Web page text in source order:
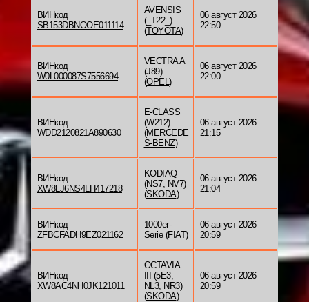
ВИНкод
SB153DBNOOE011114
AVENSIS
(_T22_)
(TOYOTA)
06 август 2026
22:50
ВИНкод
W0L000087S7556694
VECTRA A
(J89)
(OPEL )
06 август 2026
22:00
ВИНкод
WDD2120821A890630
E-CLASS
(W212)
(MERCEDE
S-BENZ)
06 август 2026
21:15
ВИНкод
XW8LJ6NS4LH417218
KODIAQ
(NS7, NV7)
(SKODA)
06 август 2026
21:04
ВИНкод
ZFBCFADH9EZ021162
1000er-
Serie (FIAT)
06 август 2026
20:59
ВИНкод
XW8AC4NH0JK121011
OCTAVIA
III (5E3,
NL3, NR3)
(SKODA)
06 август 2026
20:59